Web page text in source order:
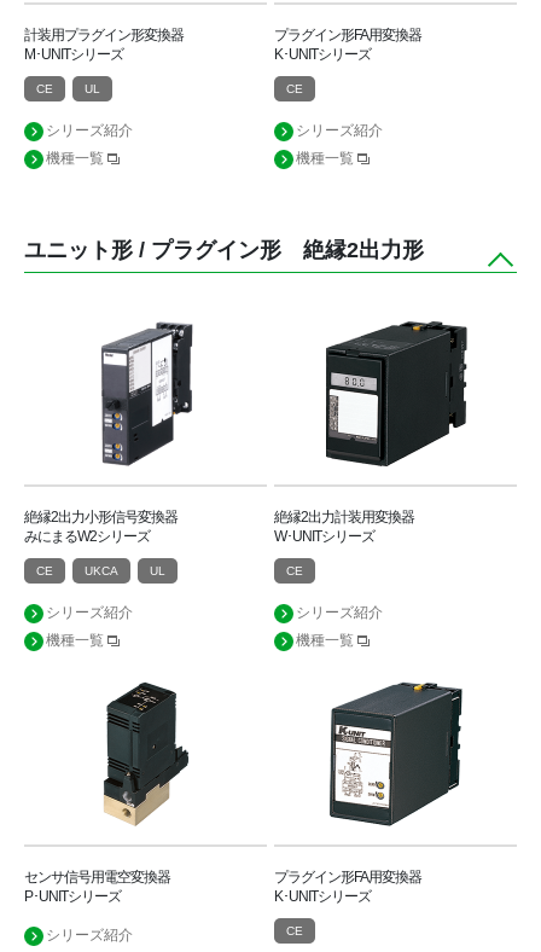
計装用プラグイン形変換器
M･UNITシリーズ
CE UL
シリーズ紹介
機種一覧
プラグイン形FA用変換器
K･UNITシリーズ
CE
シリーズ紹介
機種一覧
ユニット形 / プラグイン形 絶縁2出力形
絶縁2出力小形信号変換器
みにまるW2シリーズ
CE UKCA UL
シリーズ紹介
機種一覧
絶縁2出力計装用変換器
W･UNITシリーズ
CE
シリーズ紹介
機種一覧
センサ信号用電空変換器
P･UNITシリーズ
シリーズ紹介
プラグイン形FA用変換器
K･UNITシリーズ
CE